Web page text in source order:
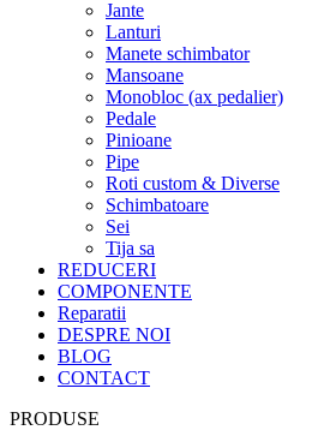
Jante
Lanturi
Manete schimbator
Mansoane
Monobloc (ax pedalier)
Pedale
Pinioane
Pipe
Roti custom & Diverse
Schimbatoare
Sei
Tija sa
REDUCERI
COMPONENTE
Reparatii
DESPRE NOI
BLOG
CONTACT
PRODUSE